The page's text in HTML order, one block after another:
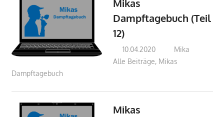
Mikas
Dampftagebuch (Teil
12)
10.04.2020
Mika
Alle Beiträge, Mikas
Dampftagebuch
Mikas